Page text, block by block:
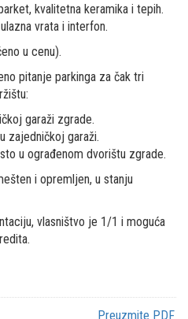
kvalitetna keramika i tepih.
vrata i interfon.
u cenu).
pitanje parkinga za čak tri
garaži zgrade.
zajedničkoj garaži.
u ograđenom dvorištu zgrade.
i opremljen, u stanju
vlasništvo je 1/1 i moguća
Preuzmite PDF